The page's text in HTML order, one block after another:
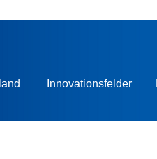
Innovationsfelder